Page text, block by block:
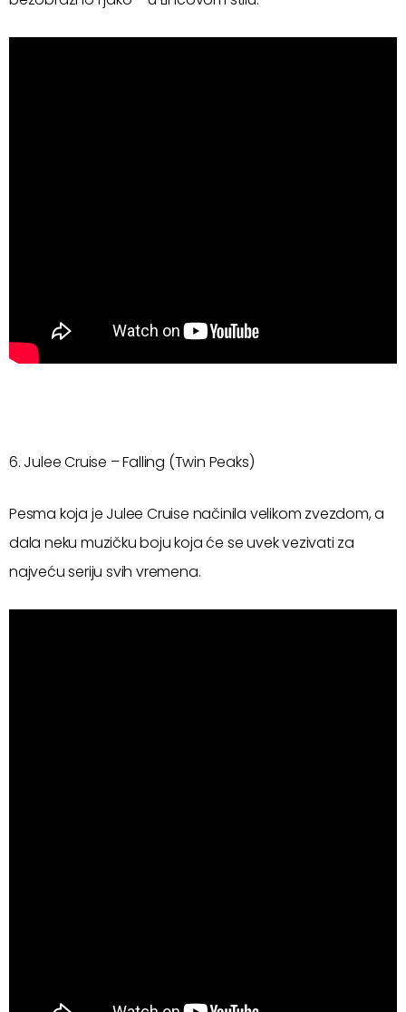
6. Julee Cruise – Falling (Twin Peaks)
Pesma koja je Julee Cruise načinila velikom zvezdom, a
dala neku muzičku boju koja će se uvek vezivati za
najveću seriju svih vremena.